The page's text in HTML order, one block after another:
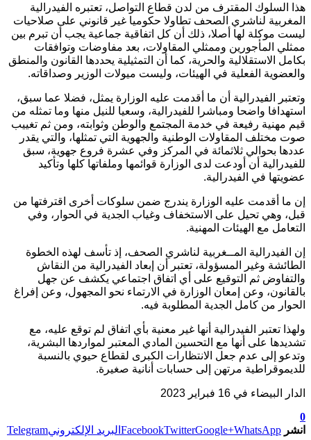
هذا السلوك المقترف من لدن قطاع التواصل، تعتبره الفيدرالية
المغربية لناشري الصحف تطاولا حكوميا غير قانوني على صلاحيات
ليست موكلة لها أصلا، ذلك أن كل اتفاقية جماعية يجب أن تبرم بين
ممثلي المأجورين وممثلي المقاولات، بعد مفاوضات وتوافقات
بكامل الاستقلالية والحرية، كما أن التمثيلية يحددها القانون والمنطق
والعضوية الفعلية في الهيئات، وليست ميولات الوزير وصداقاته.
وتعتبر الفيدرالية أن ما أقدمت عليه الوزارة يمثل، فضلا عما سبق،
استهدافا واضحا ومباشرا للفيدرالية، وسعيا للنيل منها وما تمثله من
قيم مهنية رفيعة في خدمة المجتمع والوطن وثوابته، ومن ثم تغييب
صوت مختلف المقاولات الوطنية والجهوية التي تمثلها، والتي يقدر
عددها بحوالي ثلاثمائة في المركز وفي عشرة فروع جهوية، سبق
للفيدرالية أن أودعت لدى الوزارة قوائمها وملفاتها كلها وتأكيد
عضويتها في الفيدرالية.
إن ما أقدمت عليه الوزارة يندرج ضمن سلوكات أخرى اقترفتها من
قبل، وهي تحيل على الاستخفاف وغياب الجدية في الحوار، وفي
التعامل مع الهيئات المهنية.
إن الفيدرالية المــغربية لناشري الصحف، إذ تأسف لهذه الخطوة
الطائشة وغير المسؤولة، تعتبر أن إبعاد الفيدرالية من النقاش
والتفاوض ثم التوقيع على أي اتفاق اجتماعي يكشف عن جهل
بالقانون، وعن إمعان الوزارة في الارتماء نحو المجهول، وعن إفراغ
الحوار من كامل الجدية المطلوبة فيه.
ولهذا تعتبر الفيدرالية أنها غير معنية بأي اتفاق لم توقع عليه، مع
تشديدها على أنها مع التحسين المادي المعتبر لمواردها البشرية،
وتدعو إلى عدم جعل الانتظارات الكبرى لقطاع حيوي بالنسبة
للديموقراطية مرتهن إلى حسابات أنانية صغيرة.
الدار البيضاء في 16 فبراير 2023
0
انشر
FacebookTwitterGoogle+WhatsApp البريد الإلكترونيTelegram